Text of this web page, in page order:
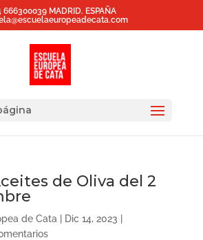
666300039 MADRID. ESPAÑA
de Oliva del 2
de Cata Dic 14, 2023